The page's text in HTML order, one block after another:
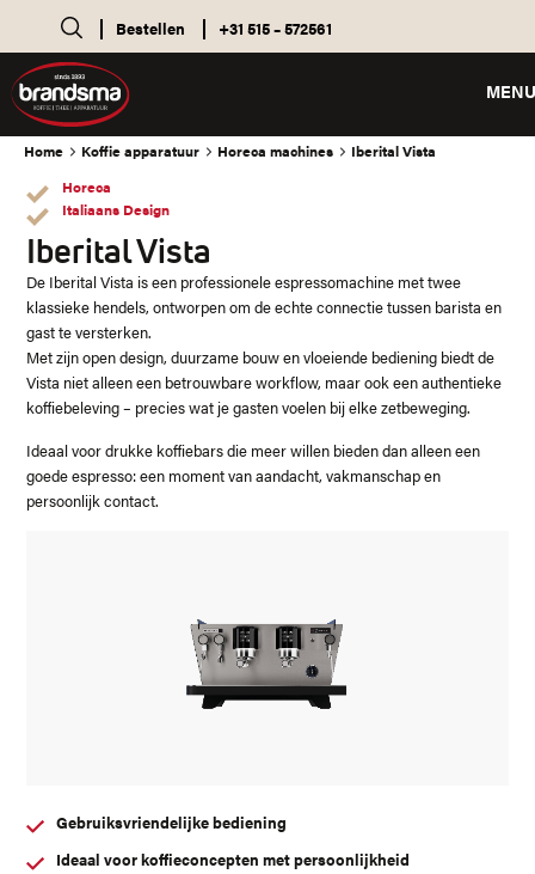
Bestellen +31 515 – 572561
MENU
Home Koffie apparatuur Horeca machines
Iberital Vista
Horeca
Italiaans Design
Iberital Vista
De Iberital Vista is een professionele espressomachine met twee
klassieke hendels, ontworpen om de echte connectie tussen barista en
gast te versterken.
Met zijn open design, duurzame bouw en vloeiende bediening biedt de
Vista niet alleen een betrouwbare workflow, maar ook een authentieke
koffiebeleving – precies wat je gasten voelen bij elke zetbeweging.
Ideaal voor drukke koffiebars die meer willen bieden dan alleen een
goede espresso: een moment van aandacht, vakmanschap en
persoonlijk contact.
Gebruiksvriendelijke bediening
Ideaal voor koffieconcepten met persoonlijkheid